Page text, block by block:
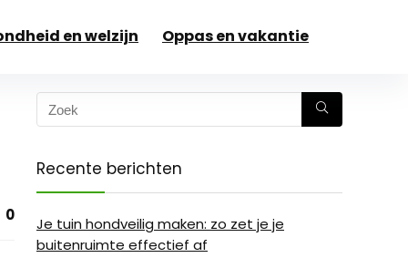
en welzijn Oppas en vakantie
0
Recente berichten
Je tuin hondveilig maken: zo zet je je
buitenruimte effectief af